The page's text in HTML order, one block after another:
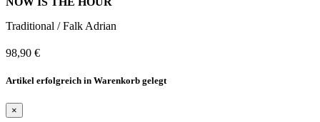
Traditional / Falk Adrian
98,90 €
Artikel erfolgreich in Warenkorb gelegt
×